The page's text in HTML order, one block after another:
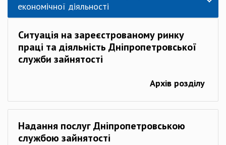
економічної діяльності
Ситуація на зареєстрованому ринку
праці та діяльність Дніпропетровської
служби зайнятості
Архів розділу
Надання послуг Дніпропетровською
службою зайнятості